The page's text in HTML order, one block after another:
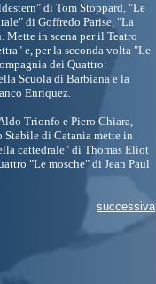
di Tom Stoppard, "Le
di Goffredo Parise, "La
Mette in scena per il Teatro
e, per la seconda volta "Le
dei Quattro:
Scuola di Barbiana e la
Enriquez.
Trionfo e Piero Chiara,
di Catania mette in
cattedrale" di Thomas Eliot
"Le mosche" di Jean Paul
successiva